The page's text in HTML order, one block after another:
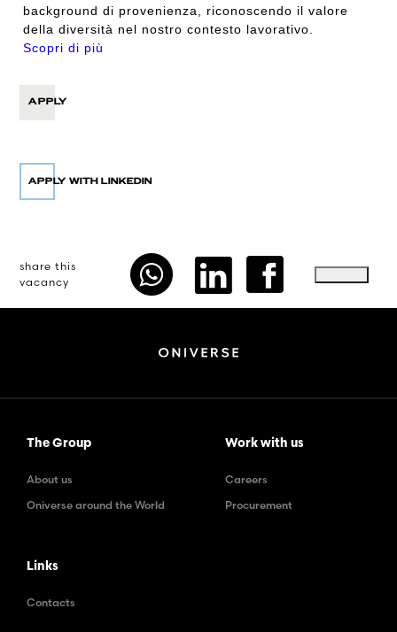
background di provenienza, riconoscendo il valore
della diversità nel nostro contesto lavorativo.
Scopri di più
APPLY
share this
vacancy
The Group
About us
Oniverse around the World
Work with us
Careers
Procurement
Links
Contacts